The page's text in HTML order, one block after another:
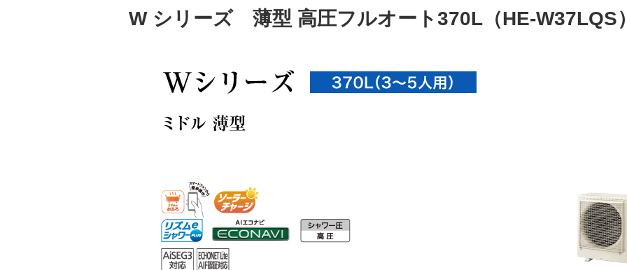
W シリーズ 薄型 高圧フルオート370L（HE-W37LQS）